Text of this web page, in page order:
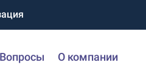
Вопросы О компании